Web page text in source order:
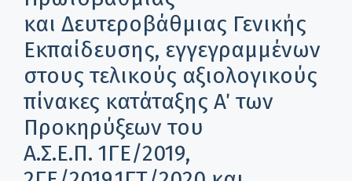
και Δευτεροβάθμιας Γενικής
Εκπαίδευσης, εγγεγραμμένων
στους τελικούς αξιολογικούς
πίνακες κατάταξης Α΄ των
Προκηρύξεων του
Α.Σ.Ε.Π. 1ΓΕ/2019,